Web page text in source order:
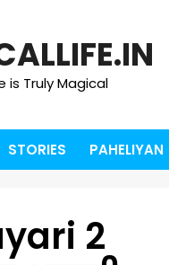
is Truly Magical
STORIES PAHELIYAN
2